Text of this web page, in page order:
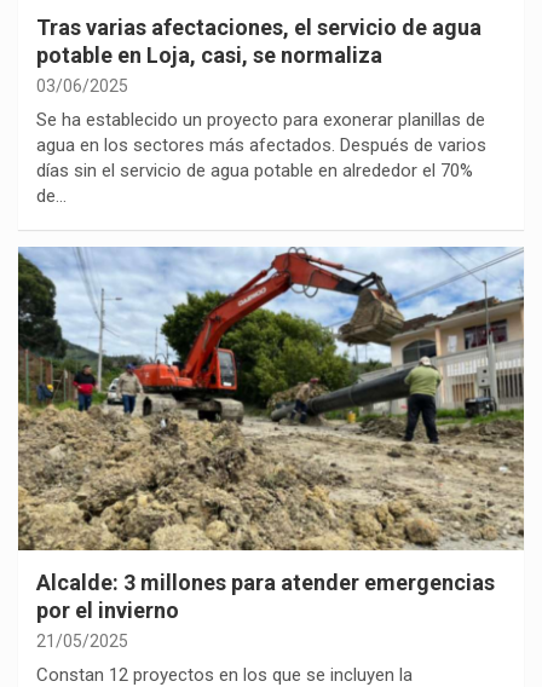
Tras varias afectaciones, el servicio de agua
potable en Loja, casi, se normaliza
03/06/2025
Se ha establecido un proyecto para exonerar planillas de
agua en los sectores más afectados. Después de varios
días sin el servicio de agua potable en alrededor el 70%
de…
Alcalde: 3 millones para atender emergencias
por el invierno
21/05/2025
Constan 12 proyectos en los que se incluyen la